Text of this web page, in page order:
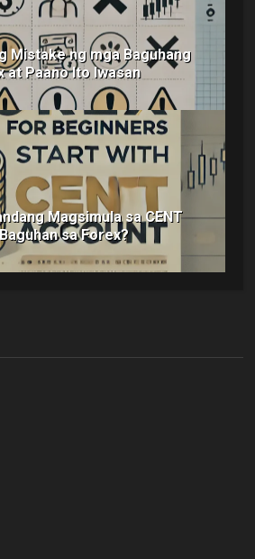
Mistake ng mga Baguhang
at Paano Ito Iwasan
Magsimula sa CENT
sa Forex?